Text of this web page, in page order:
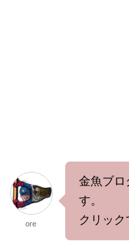
ore
金魚ブロ
す。
クリック